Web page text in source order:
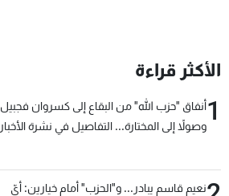
الأكثر قراءة
1أنفاق "حزب الله" من البقاع إلى كسروان فجبيل
وصولاً إلى المختارة... التفاصيل في نشرة الأخبار
نعيم قاسم يبادر... و"الحزب" أمام خيارين: أيّ